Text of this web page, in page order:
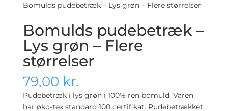
Bomulds pudebetræk – Lys grøn – Flere størrelser
Bomulds pudebetræk –
Lys grøn – Flere
størrelser
79,00 kr.
Pudebetræk i lys grøn i 100% ren bomuld. Varen
har øko-tex standard 100 certifikat. Pudebetrækket